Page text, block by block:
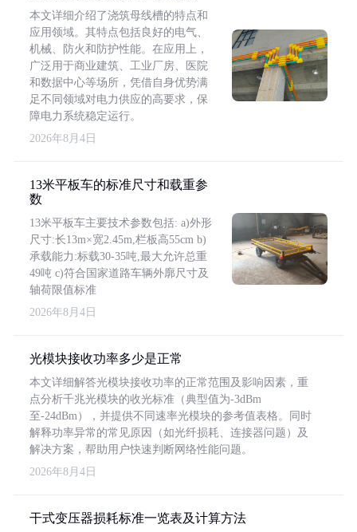
本文详细介绍了浇筑母线槽的特点和
应用领域。其特点包括良好的电气、
机械、防火和防护性能。在应用上，
广泛用于商业建筑、工业厂房、医院
和数据中心等场所，凭借自身优势满
足不同领域对电力供应的高要求，保
障电力系统稳定运行。
2026年8月4日
13米平板车的标准尺寸和载重参
数
13米平板车主要技术参数包括: a)外形
尺寸:长13m×宽2.45m,栏板高55cm b)
承载能力:标载30-35吨,最大允许总重
49吨 c)符合国家道路车辆外廓尺寸及
轴荷限值标准
2026年8月4日
光模块接收功率多少是正常
本文详细解答光模块接收功率的正常范围及影响因素，重
点分析千兆光模块的收光标准（典型值为-3dBm
至-24dBm），并提供不同速率光模块的参考值表格。同时
解释功率异常的常见原因（如光纤损耗、连接器问题）及
解决方案，帮助用户快速判断网络性能问题。
2026年8月4日
干式变压器损耗标准一览表及计算方法